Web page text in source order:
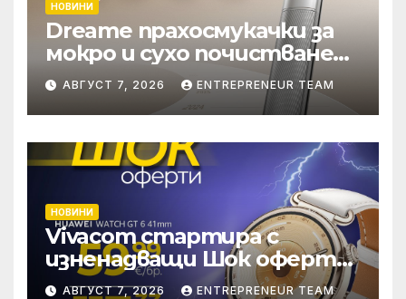
НОВИНИ
Dreame прахосмукачки за
мокро и сухо почистване
надхвърлиха 2 000
патентни заявки в
световен мащаб
АВГУСТ 7, 2026 ENTREPRENEUR TEAM
НОВИНИ
Vivacom стартира с
изненадващи Шок оферти
през август онлайн
АВГУСТ 7, 2026 ENTREPRENEUR TEAM